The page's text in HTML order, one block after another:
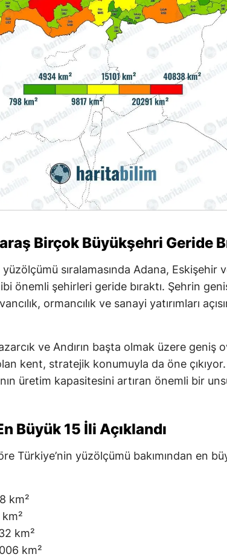
Birçok Büyükşehri Geride
sıralamasında Adana, Eskişehir
önemli şehirleri geride bıraktı. Şehrin
ormancılık ve sanayi yatırımları
ve Andırın başta olmak üzere geniş
kent, stratejik konumuyla da öne
üretim kapasitesini artıran önemli bir
Büyük 15 İli Açıklandı
Türkiye’nin yüzölçümü bakımından en
km²
km²
km²